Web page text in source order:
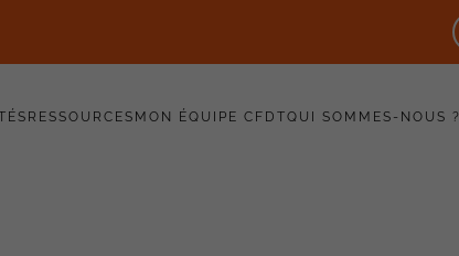
RESSOURCES MON ÉQUIPE CFDTQUI SOMMES-NOUS ?